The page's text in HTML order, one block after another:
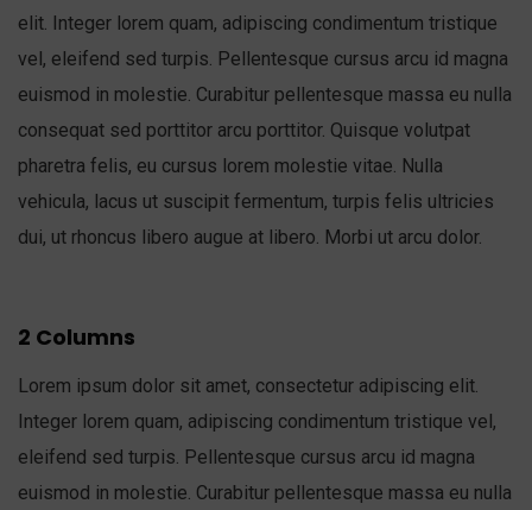
elit. Integer lorem quam, adipiscing condimentum tristique
vel, eleifend sed turpis. Pellentesque cursus arcu id magna
euismod in molestie. Curabitur pellentesque massa eu nulla
consequat sed porttitor arcu porttitor. Quisque volutpat
pharetra felis, eu cursus lorem molestie vitae. Nulla
vehicula, lacus ut suscipit fermentum, turpis felis ultricies
dui, ut rhoncus libero augue at libero. Morbi ut arcu dolor.
2 Columns
Lorem ipsum dolor sit amet, consectetur adipiscing elit.
Integer lorem quam, adipiscing condimentum tristique vel,
eleifend sed turpis. Pellentesque cursus arcu id magna
euismod in molestie. Curabitur pellentesque massa eu nulla